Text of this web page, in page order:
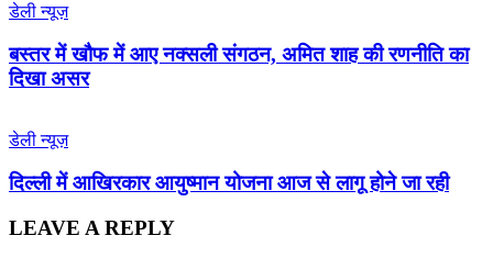
डेली न्यूज़
बस्तर में खौफ में आए नक्सली संगठन, अमित शाह की रणनीति का
दिखा असर
डेली न्यूज़
द‍िल्‍ली में आख‍िरकार आयुष्‍मान योजना आज से लागू होने जा रही
LEAVE A REPLY